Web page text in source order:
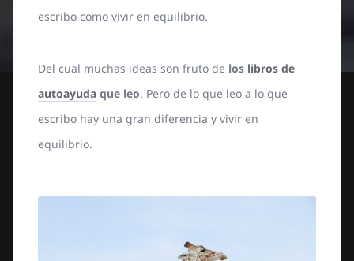
escribo como vivir en equilibrio.
Del cual muchas ideas son fruto de los libros de
autoayuda que leo. Pero de lo que leo a lo que
escribo hay una gran diferencia y vivir en
equilibrio.